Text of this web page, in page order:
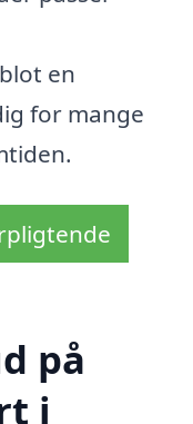
en
for mange
på
i